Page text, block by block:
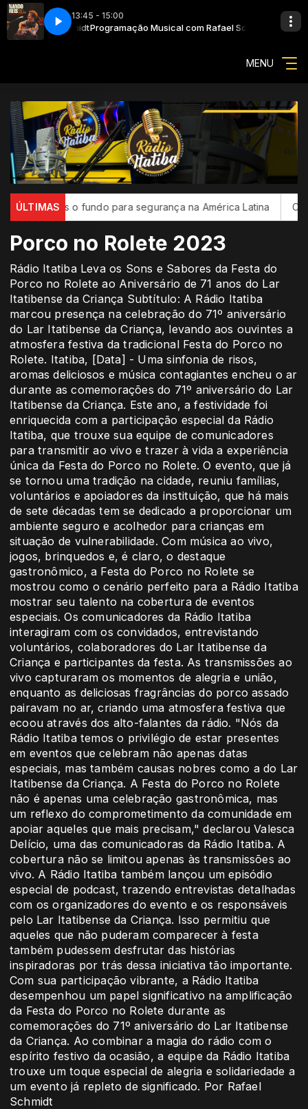
13:45 - 15:00
Schmidt Programação Musical com Rafael Schmidt
Nando Reis - N
MENU
ÚLTIMAS
o fundo para segurança na América Latina CBF reforça
Porco no Rolete 2023
Rádio Itatiba Leva os Sons e Sabores da Festa do
Porco no Rolete ao Aniversário de 71 anos do Lar
Itatibense da Criança Subtítulo: A Rádio Itatiba
marcou presença na celebração do 71º aniversário
do Lar Itatibense da Criança, levando aos ouvintes a
atmosfera festiva da tradicional Festa do Porco no
Rolete. Itatiba, [Data] - Uma sinfonia de risos,
aromas deliciosos e música contagiantes encheu o ar
durante as comemorações do 71º aniversário do Lar
Itatibense da Criança. Este ano, a festividade foi
enriquecida com a participação especial da Rádio
Itatiba, que trouxe sua equipe de comunicadores
para transmitir ao vivo e trazer à vida a experiência
única da Festa do Porco no Rolete. O evento, que já
se tornou uma tradição na cidade, reuniu famílias,
voluntários e apoiadores da instituição, que há mais
de sete décadas tem se dedicado a proporcionar um
ambiente seguro e acolhedor para crianças em
situação de vulnerabilidade. Com música ao vivo,
jogos, brinquedos e, é claro, o destaque
gastronômico, a Festa do Porco no Rolete se
mostrou como o cenário perfeito para a Rádio Itatiba
mostrar seu talento na cobertura de eventos
especiais. Os comunicadores da Rádio Itatiba
interagiram com os convidados, entrevistando
voluntários, colaboradores do Lar Itatibense da
Criança e participantes da festa. As transmissões ao
vivo capturaram os momentos de alegria e união,
enquanto as deliciosas fragrâncias do porco assado
pairavam no ar, criando uma atmosfera festiva que
ecoou através dos alto-falantes da rádio. "Nós da
Rádio Itatiba temos o privilégio de estar presentes
em eventos que celebram não apenas datas
especiais, mas também causas nobres como a do Lar
Itatibense da Criança. A Festa do Porco no Rolete
não é apenas uma celebração gastronômica, mas
um reflexo do comprometimento da comunidade em
apoiar aqueles que mais precisam," declarou Valesca
Delício, uma das comunicadoras da Rádio Itatiba. A
cobertura não se limitou apenas às transmissões ao
vivo. A Rádio Itatiba também lançou um episódio
especial de podcast, trazendo entrevistas detalhadas
com os organizadores do evento e os responsáveis
pelo Lar Itatibense da Criança. Isso permitiu que
aqueles que não puderam comparecer à festa
também pudessem desfrutar das histórias
inspiradoras por trás dessa iniciativa tão importante.
Com sua participação vibrante, a Rádio Itatiba
desempenhou um papel significativo na amplificação
da Festa do Porco no Rolete durante as
comemorações do 71º aniversário do Lar Itatibense
da Criança. Ao combinar a magia do rádio com o
espírito festivo da ocasião, a equipe da Rádio Itatiba
trouxe um toque especial de alegria e solidariedade a
um evento já repleto de significado. Por Rafael
Schmidt